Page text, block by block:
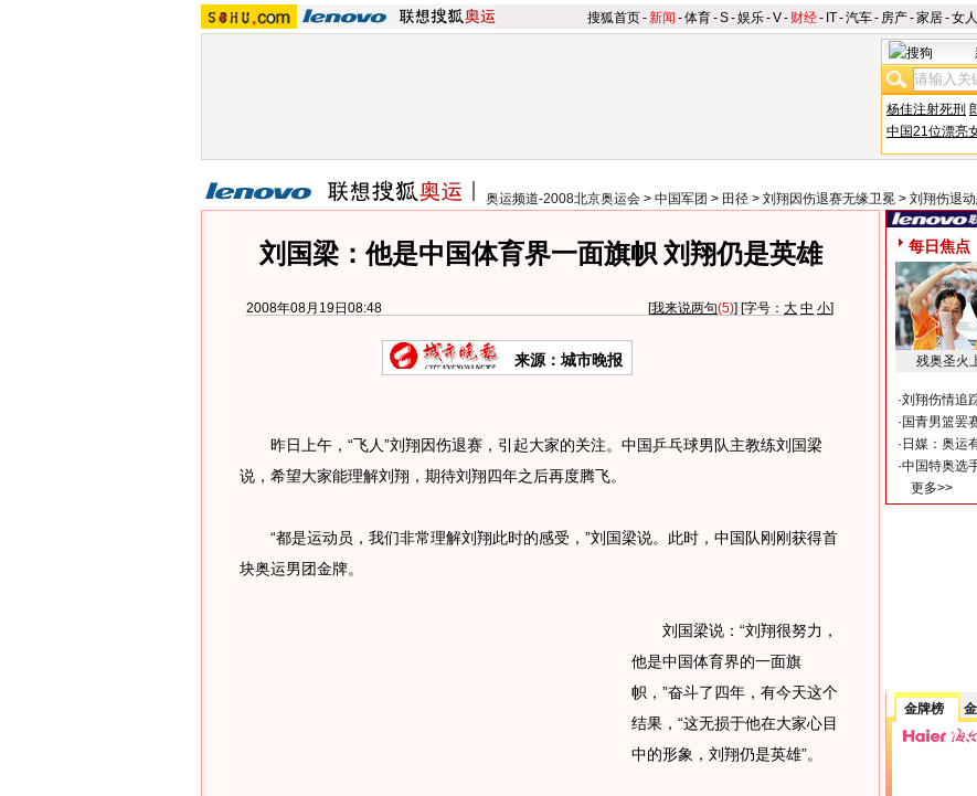
搜狐首页-新闻 -体育-S-娱乐-V- 财经- IT-汽车- 房产-家居-女人
杨佳注射死刑
中国21位漂亮
奥运频道-2008北京奥运会 > 中国军团 > 田径 > 刘翔因伤退赛无缘卫冕 > 刘翔伤退
刘国梁：他是中国体育界一面旗帜 刘翔仍是英雄
2008年08月19日08:48 [我来说两句(5)] [字号： 大 中 小]
来源：城市晚报
昨日上午，“飞人”刘翔因伤退赛，引起大家的关注。中国乒乓球男队主教练刘国梁
说，希望大家能理解刘翔，期待刘翔四年之后再度腾飞。
“都是运动员，我们非常理解刘翔此时的感受，”刘国梁说。此时，中国队刚刚获得首
块奥运男团金牌。
刘国梁说：“刘翔很努力，
他是中国体育界的一面旗
帜，”奋斗了四年，有今天这个
结果，“这无损于他在大家心目
中的形象，刘翔仍是英雄”。
每日焦点
残奥圣火
·刘翔伤情追
· 国青男篮罢
· 日媒：奥运
·中国特奥选
更多>>
金牌榜